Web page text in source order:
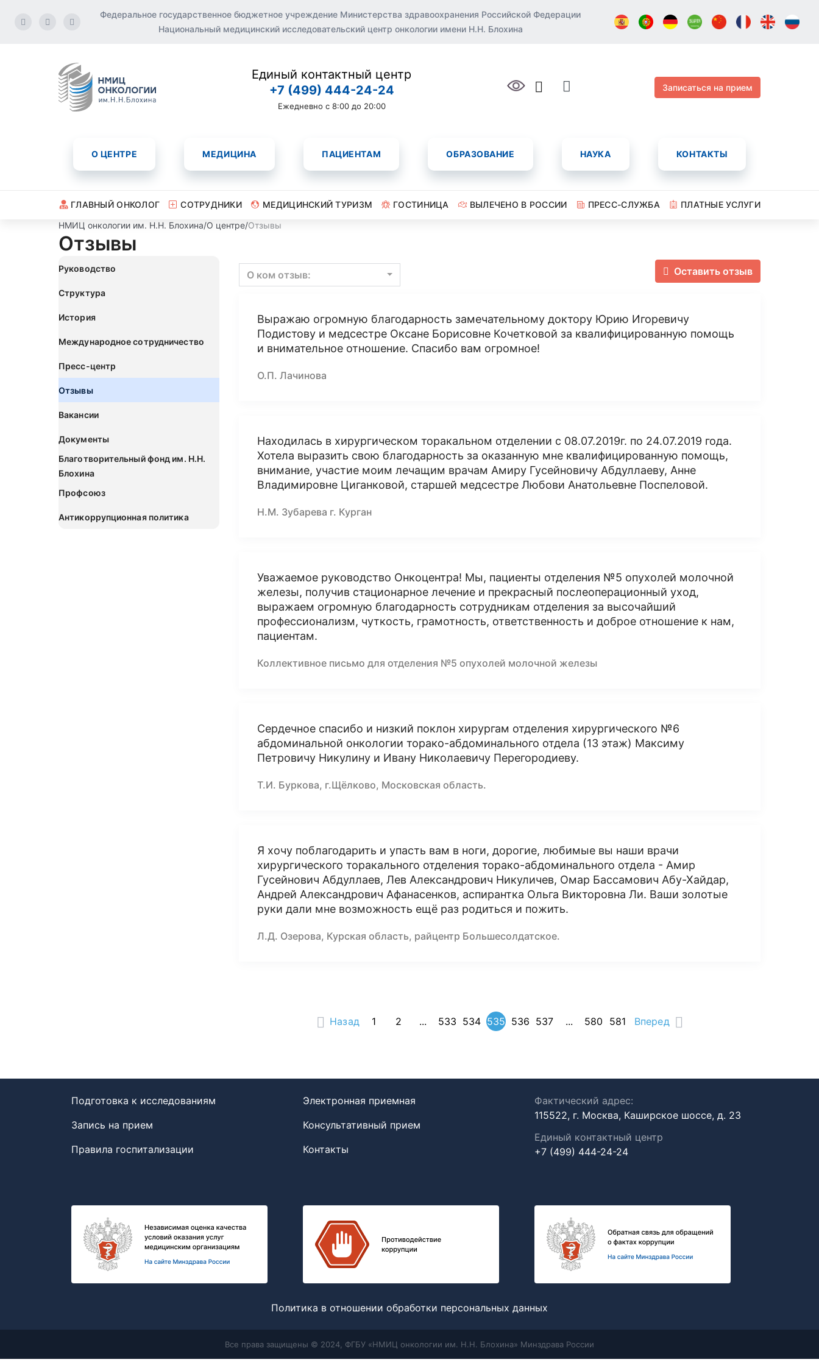
Федеральное государственное бюджетное учреждение Министерства здравоохранения Российской Федерации
Национальный медицинский исследовательский центр онкологии имени Н.Н. Блохина
Единый контактный центр
+7 (499) 444-24-24
Ежедневно с 8:00 до 20:00
Записаться на прием
О ЦЕНТРЕ МЕДИЦИНА ПАЦИЕНТАМ ОБРАЗОВАНИЕ НАУКА КОНТАКТЫ
ГЛАВНЫЙ ОНКОЛОГ СОТРУДНИКИ МЕДИЦИНСКИЙ ТУРИЗМ ГОСТИНИЦА ВЫЛЕЧЕНО В РОССИИ ПРЕСС-СЛУЖБА
ПЛАТНЫЕ УСЛУГИ
НМИЦ онкологии им. Н.Н. Блохина/О центре/Отзывы
Отзывы
Руководство
Структура
История
Международное сотрудничество
Пресс-центр
Отзывы
Вакансии
Документы
Благотворительный фонд им. Н.Н.
Блохина
Профсоюз
Антикоррупционная политика
Оставить отзыв
О ком отзыв:
Выражаю огромную благодарность замечательному доктору Юрию Игоревичу
Подистову и медсестре Оксане Борисовне Кочетковой за квалифицированную помощь
и внимательное отношение. Спасибо вам огромное!
О.П. Лачинова
Находилась в хирургическом торакальном отделении с 08.07.2019г. по 24.07.2019 года.
Хотела выразить свою благодарность за оказанную мне квалифицированную помощь,
внимание, участие моим лечащим врачам Амиру Гусейновичу Абдуллаеву, Анне
Владимировне Циганковой, старшей медсестре Любови Анатольевне Поспеловой.
Н.М. Зубарева г. Курган
Уважаемое руководство Онкоцентра! Мы, пациенты отделения №5 опухолей молочной
железы, получив стационарное лечение и прекрасный послеоперационный уход,
выражаем огромную благодарность сотрудникам отделения за высочайший
профессионализм, чуткость, грамотность, ответственность и доброе отношение к нам,
пациентам.
Коллективное письмо для отделения №5 опухолей молочной железы
Сердечное спасибо и низкий поклон хирургам отделения хирургического №6
абдоминальной онкологии торако-абдоминального отдела (13 этаж) Максиму
Петровичу Никулину и Ивану Николаевичу Перегородиеву.
Т.И. Буркова, г.Щёлково, Московская область.
Я хочу поблагодарить и упасть вам в ноги, дорогие, любимые вы наши врачи
хирургического торакального отделения торако-абдоминального отдела - Амир
Гусейнович Абдуллаев, Лев Александрович Никуличев, Омар Бассамович Абу-Хайдар,
Андрей Александрович Афанасенков, аспирантка Ольга Викторовна Ли. Ваши золотые
руки дали мне возможность ещё раз родиться и пожить.
Л.Д. Озерова, Курская область, райцентр Большесолдатское.
Назад 1 2 ... 533 534 535 536 537 ... 580 581 Вперед
Подготовка к исследованиям
Запись на прием
Правила госпитализации
Электронная приемная
Консультативный прием
Контакты
Фактический адрес:
115522, г. Москва, Каширское шоссе, д. 23
Единый контактный центр
+7 (499) 444-24-24
Политика в отношении обработки персональных данных
Все права защищены © 2024, ФГБУ «НМИЦ онкологии им. Н.Н. Блохина» Минздрава России